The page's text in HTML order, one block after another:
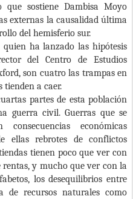
sostiene Dambisa Moyo
externas la causalidad última
del hemisferio sur.
ha lanzado las hipótesis
del Centro de Estudios
son cuatro las trampas en
tienden a caer.
partes de esta población
guerra civil. Guerras que se
económicas
ellas rebrotes de conflictos
tienen poco que ver con
y mucho que ver con la
los desequilibrios entre
de recursos naturales como